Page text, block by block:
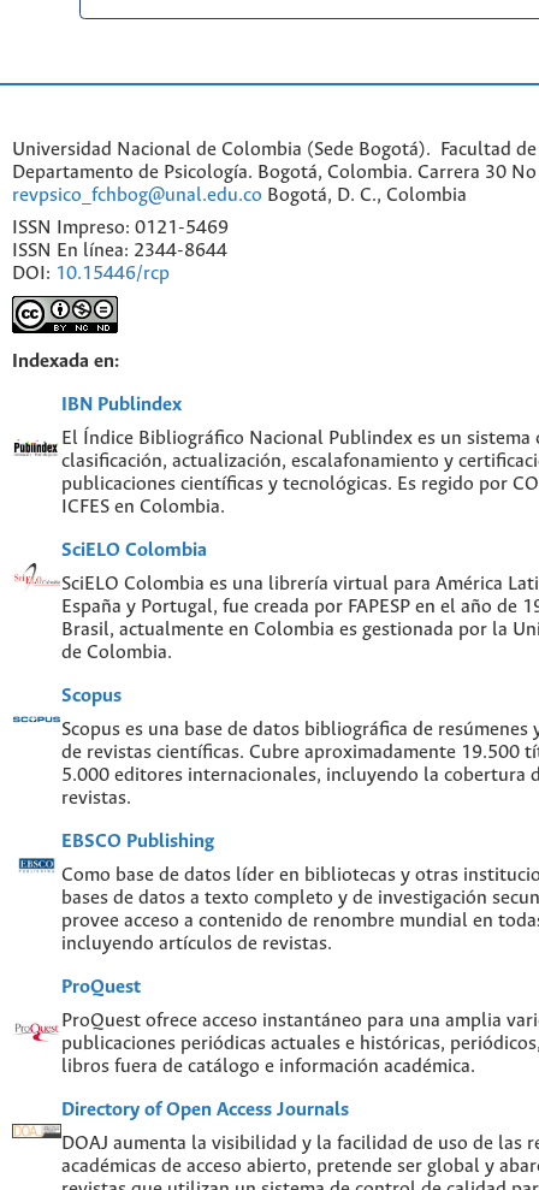
Universidad Nacional de Colombia (Sede Bogotá). Facultad de
Departamento de Psicología. Bogotá, Colombia. Carrera 30
revpsico_fchbog@unal.edu.co Bogotá, D. C., Colombia
ISSN Impreso: 0121-5469
ISSN En línea: 2344-8644
DOI: 10.15446/rcp
Indexada en:
IBN Publindex
El Índice Bibliográfico Nacional Publindex es un
clasificación, actualización, escalafonamiento y
publicaciones científicas y tecnológicas. Es regido por
ICFES en Colombia.
SciELO Colombia
SciELO Colombia es una librería virtual para América
España y Portugal, fue creada por FAPESP en el año de
Brasil, actualmente en Colombia es gestionada por la
de Colombia.
Scopus
Scopus es una base de datos bibliográfica de
de revistas científicas. Cubre aproximadamente 19.500
5.000 editores internacionales, incluyendo la cobertura
revistas.
EBSCO Publishing
Como base de datos líder en bibliotecas y otras
bases de datos a texto completo y de investigación
provee acceso a contenido de renombre mundial en
incluyendo artículos de revistas.
ProQuest
ProQuest ofrece acceso instantáneo para una amplia
publicaciones periódicas actuales e históricas,
libros fuera de catálogo e información académica.
Directory of Open Access Journals
DOAJ aumenta la visibilidad y la facilidad de uso de las
académicas de acceso abierto, pretende ser global y